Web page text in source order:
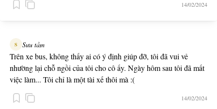
14/02/2024
S Sưu tầm
Trên xe bus, không thấy ai có ý định giúp đỡ, tôi đã vui vẻ
nhường lại chỗ ngồi của tôi cho cô ấy. Ngày hôm sau tôi đã mất
việc làm... Tôi chỉ là một tài xế thôi mà :(
14/02/2024